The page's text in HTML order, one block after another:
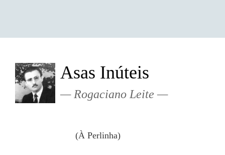
Asas Inúteis
Rogaciano Leite
			(À Perlinha)